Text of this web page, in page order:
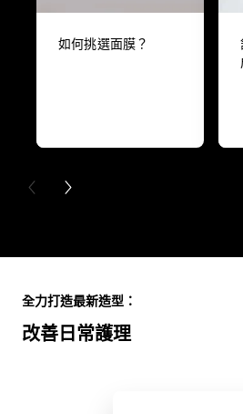
如何挑選面膜？
PREVIOUS CARD
NEXT CARD
改善日常護理
全力打造最新造型：